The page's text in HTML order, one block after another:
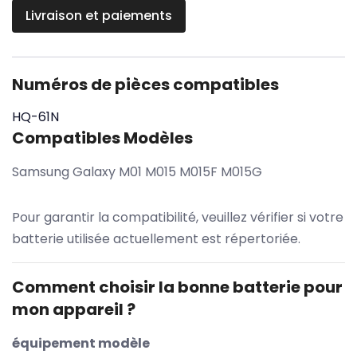
Livraison et paiements
Numéros de pièces compatibles
HQ-61N
Compatibles Modèles
Samsung Galaxy M01 M015 M015F M015G
Pour garantir la compatibilité, veuillez vérifier si votre
batterie utilisée actuellement est répertoriée.
Comment choisir la bonne batterie pour
mon appareil ?
équipement modèle